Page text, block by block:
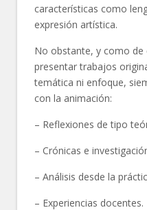
características como
expresión artística.
No obstante, y como
presentar trabajos
temática ni enfoque,
con la animación:
– Reflexiones de tipo
– Crónicas e
– Análisis desde la
– Experiencias docentes.